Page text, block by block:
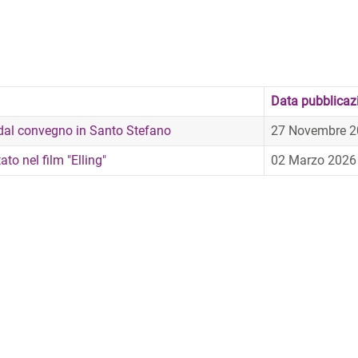
Data
convegno in Santo Stefano
27 Novembre
nel film "Elling"
02 Marzo 2026